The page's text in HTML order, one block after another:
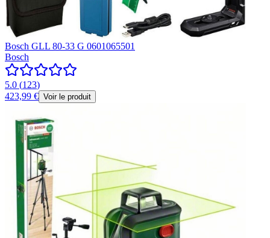
Bosch GLL 80-33 G 0601065501
Bosch
5.0 (123)
423,99 € Voir le produit